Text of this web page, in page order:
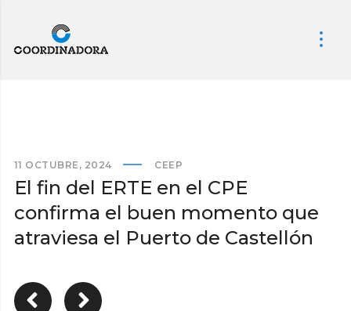
11 OCTUBRE, 2024 CEEP
El fin del ERTE en el CPE
confirma el buen momento que
atraviesa el Puerto de Castellón